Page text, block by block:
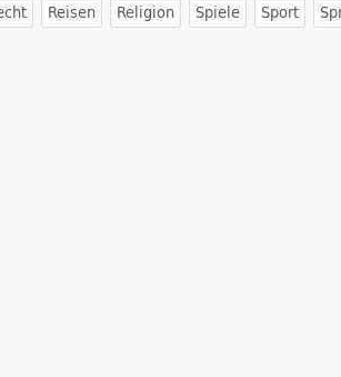
Reisen Religion Spiele Sport